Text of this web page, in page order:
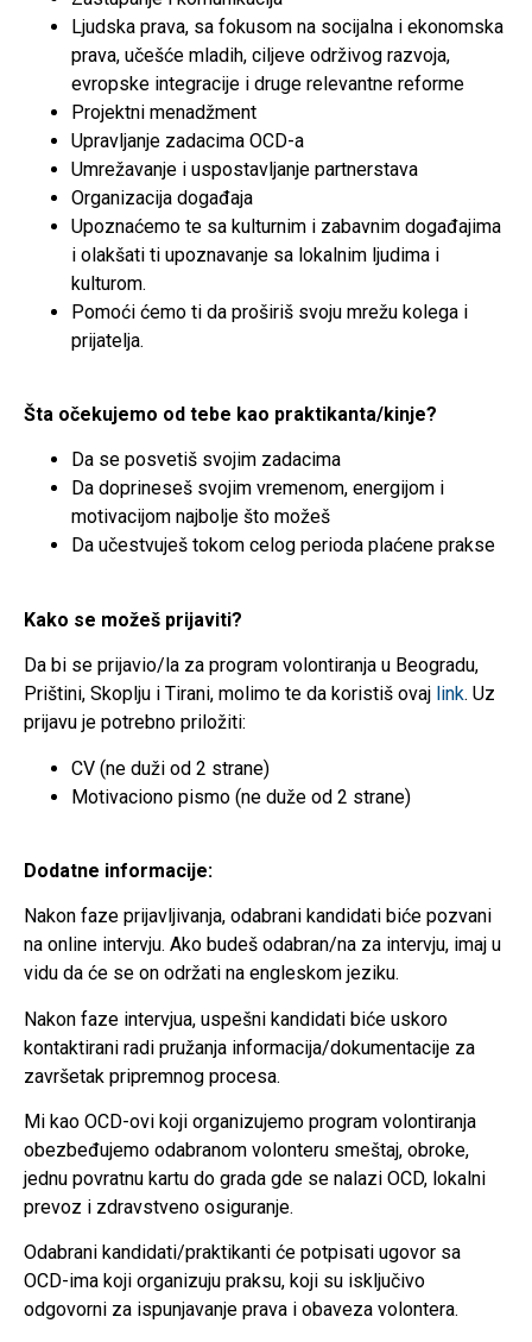
Ljudska prava, sa fokusom na socijalna i ekonomska
prava, učešće mladih, ciljeve održivog razvoja,
evropske integracije i druge relevantne reforme
Projektni menadžment
Upravljanje zadacima OCD-a
Umrežavanje i uspostavljanje partnerstava
Organizacija događaja
Upoznaćemo te sa kulturnim i zabavnim događajima
i olakšati ti upoznavanje sa lokalnim ljudima i
kulturom.
Pomoći ćemo ti da proširiš svoju mrežu kolega i
prijatelja.
Šta očekujemo od tebe kao praktikanta/kinje?
Da se posvetiš svojim zadacima
Da doprineseš svojim vremenom, energijom i
motivacijom najbolje što možeš
Da učestvuješ tokom celog perioda plaćene prakse
Kako se možeš prijaviti?
Da bi se prijavio/la za program volontiranja u Beogradu,
Prištini, Skoplju i Tirani, molimo te da koristiš ovaj link. Uz
prijavu je potrebno priložiti:
CV (ne duži od 2 strane)
Motivaciono pismo (ne duže od 2 strane)
Dodatne informacije:
Nakon faze prijavljivanja, odabrani kandidati biće pozvani
na online intervju. Ako budeš odabran/na za intervju, imaj u
vidu da će se on održati na engleskom jeziku.
Nakon faze intervjua, uspešni kandidati biće uskoro
kontaktirani radi pružanja informacija/dokumentacije za
završetak pripremnog procesa.
Mi kao OCD-ovi koji organizujemo program volontiranja
obezbeđujemo odabranom volonteru smeštaj, obroke,
jednu povratnu kartu do grada gde se nalazi OCD, lokalni
prevoz i zdravstveno osiguranje.
Odabrani kandidati/praktikanti će potpisati ugovor sa
OCD-ima koji organizuju praksu, koji su isključivo
odgovorni za ispunjavanje prava i obaveza volontera.